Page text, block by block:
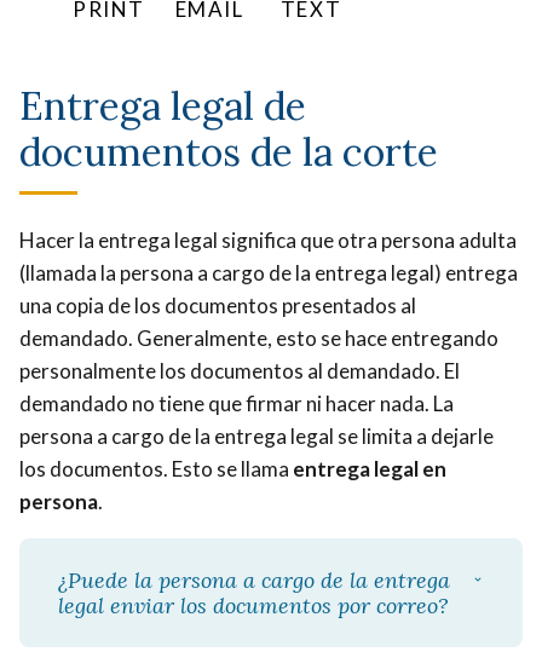
PRINT EMAIL TEXT
Entrega legal de
documentos de la corte
Hacer la entrega legal significa que otra persona adulta
(llamada la persona a cargo de la entrega legal) entrega
una copia de los documentos presentados al
demandado. Generalmente, esto se hace entregando
personalmente los documentos al demandado. El
demandado no tiene que firmar ni hacer nada. La
persona a cargo de la entrega legal se limita a dejarle
los documentos. Esto se llama entrega legal en
persona.
¿Puede la persona a cargo de la entrega
legal enviar los documentos por correo?